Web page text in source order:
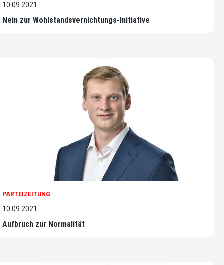
10.09.2021
Nein zur Wohlstandsvernichtungs-Initiative
PARTEIZEITUNG
10.09.2021
Aufbruch zur Normalität